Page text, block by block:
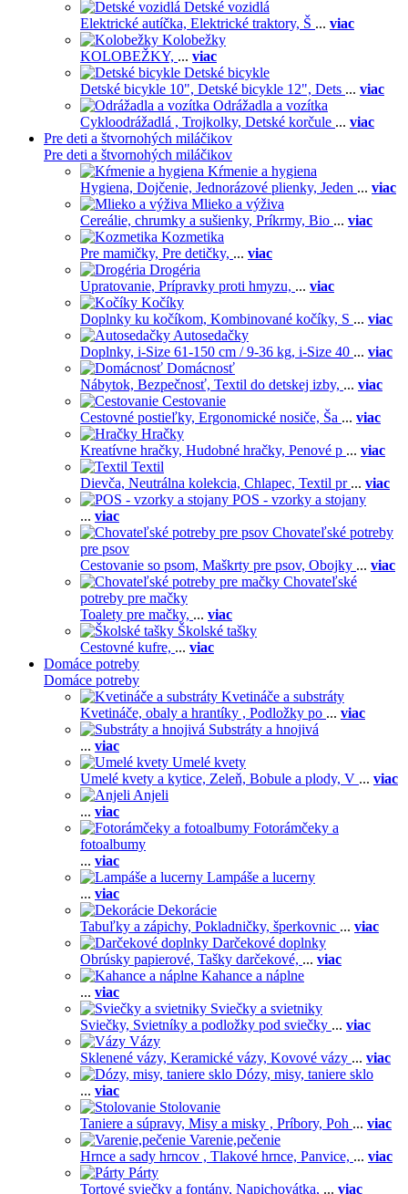
Detské vozidlá
Elektrické autíčka, Elektrické traktory, Š ... viac
Kolobežky
KOLOBEŽKY, ... viac
Detské bicykle
Detské bicykle 10", Detské bicykle 12", Dets ... viac
Odrážadla a vozítka
Cykloodrážadlá , Trojkolky, Detské korčule ... viac
Pre deti a štvornohých miláčikov
Pre deti a štvornohých miláčikov
Kŕmenie a hygiena
Hygiena, Dojčenie, Jednorázové plienky, Jeden ... viac
Mlieko a výživa
Cereálie, chrumky a sušienky, Príkrmy, Bio ... viac
Kozmetika
Pre mamičky, Pre detičky, ... viac
Drogéria
Upratovanie, Prípravky proti hmyzu, ... viac
Kočíky
Doplnky ku kočíkom, Kombinované kočíky, S ... viac
Autosedačky
Doplnky, i-Size 61-150 cm / 9-36 kg, i-Size 40 ... viac
Domácnosť
Nábytok, Bezpečnosť, Textil do detskej izby, ... viac
Cestovanie
Cestovné postieľky, Ergonomické nosiče, Ša ... viac
Hračky
Kreatívne hračky, Hudobné hračky, Penové p ... viac
Textil
Dievča, Neutrálna kolekcia, Chlapec, Textil pr ... viac
POS - vzorky a stojany
... viac
Chovateľské potreby
pre psov
Cestovanie so psom, Maškrty pre psov, Obojky ... viac
Chovateľské
potreby pre mačky
Toalety pre mačky, ... viac
Školské tašky
Cestovné kufre, ... viac
Domáce potreby
Domáce potreby
Kvetináče a substráty
Kvetináče, obaly a hrantíky , Podložky po ... viac
Substráty a hnojivá
... viac
Umelé kvety
Umelé kvety a kytice, Zeleň, Bobule a plody, V ... viac
Anjeli
... viac
Fotorámčeky a
fotoalbumy
... viac
Lampáše a lucerny
... viac
Dekorácie
Tabuľky a zápichy, Pokladničky, šperkovnic ... viac
Darčekové doplnky
Obrúsky papierové, Tašky darčekové, ... viac
Kahance a náplne
... viac
Sviečky a svietniky
Sviečky, Svietníky a podložky pod sviečky ... viac
Vázy
Sklenené vázy, Keramické vázy, Kovové vázy ... viac
Dózy, misy, taniere sklo
... viac
Stolovanie
Taniere a súpravy, Misy a misky , Príbory, Poh ... viac
Varenie,pečenie
Hrnce a sady hrncov , Tlakové hrnce, Panvice, ... viac
Párty
Tortové sviečky a fontány, Napichovátka, ... viac